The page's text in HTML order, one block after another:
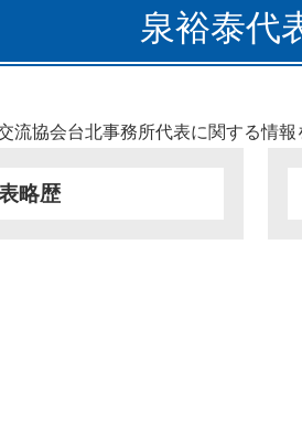
泉裕泰代
流協会台北事務所代表に関する情報
略歴